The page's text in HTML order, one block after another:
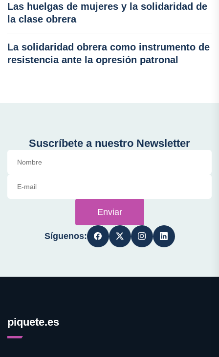
Las huelgas de mujeres y la solidaridad de
la clase obrera
La solidaridad obrera como instrumento de
resistencia ante la opresión patronal
Suscríbete a nuestro Newsletter
Enviar
Síguenos:
piquete.es